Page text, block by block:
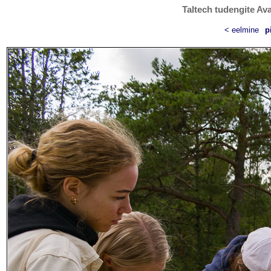
Taltech tudengite
< eelmine